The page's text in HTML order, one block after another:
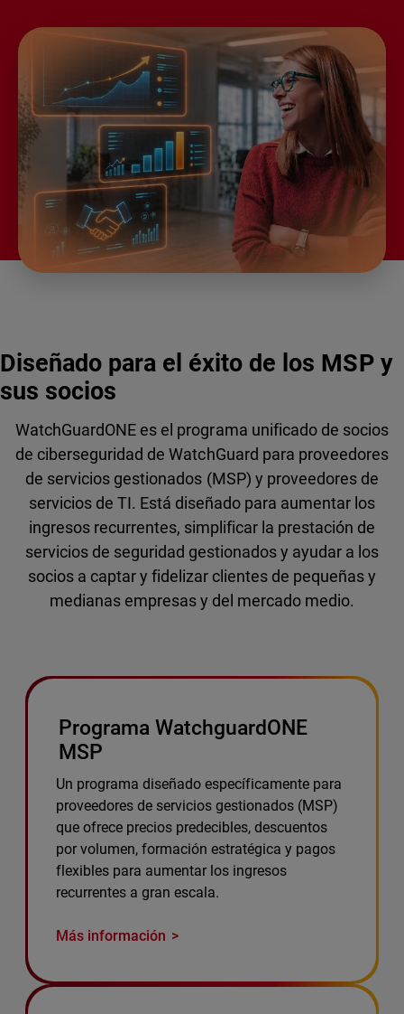
Diseñado para el éxito de los MSP y
sus socios
WatchGuardONE es el programa unificado de socios
de ciberseguridad de WatchGuard para proveedores
de servicios gestionados (MSP) y proveedores de
servicios de TI. Está diseñado para aumentar los
ingresos recurrentes, simplificar la prestación de
servicios de seguridad gestionados y ayudar a los
socios a captar y fidelizar clientes de pequeñas y
medianas empresas y del mercado medio.
Programa WatchguardONE
MSP
Un programa diseñado específicamente para
proveedores de servicios gestionados (MSP)
que ofrece precios predecibles, descuentos
por volumen, formación estratégica y pagos
flexibles para aumentar los ingresos
recurrentes a gran escala.
Más información